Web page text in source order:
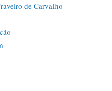
de Carvalho